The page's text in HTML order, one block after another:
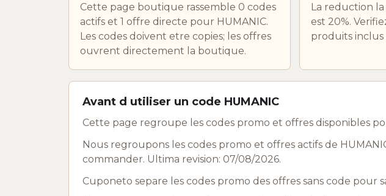
Cette page boutique rassemble 0 codes
actifs et 1 offre directe pour HUMANIC.
Les codes doivent etre copies; les offres
ouvrent directement la boutique.
La reduction
est 20%.
produits inclus
Avant d utiliser un code HUMANIC
Cette page regroupe les codes promo et offres disponibles
Nous regroupons les codes promo et offres actifs de
commander. Ultima revision: 07/08/2026.
Cuponeto separe les codes promo des offres sans code